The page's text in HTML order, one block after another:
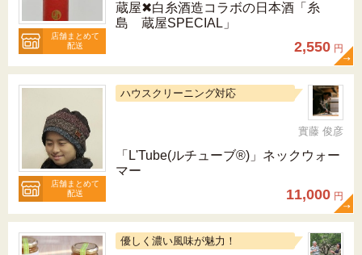
店舗まとめて
配送
蔵屋✖白糸酒造コラボの日本酒「糸
島 蔵屋SPECIAL」
2,550 円
店舗まとめて
配送
ハウスクリーニング対応
實藤 俊彦
「L'Tube(ルチューブ®)」ネックウォー
マー
11,000 円
優しく濃い風味が魅力！